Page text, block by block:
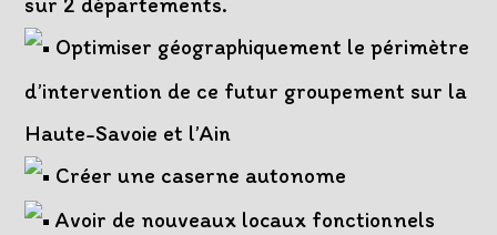
Optimiser géographiquement le périmètre
d’intervention de ce futur groupement sur la
Haute-Savoie et l’Ain
Créer une caserne autonome
Avoir de nouveaux locaux fonctionnels